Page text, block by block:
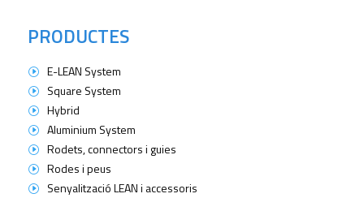
PRODUCTES
I E-LEAN System
I Square System
I Hybrid
I Aluminium System
I Rodets, connectors i guies
I Rodes i peus
I Senyalització LEAN i accessoris